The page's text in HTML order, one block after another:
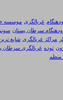
غربالگری موسسه
سرطان پستان
مراکز غربالگری شایع
توده غربالگری سرطان
منظم